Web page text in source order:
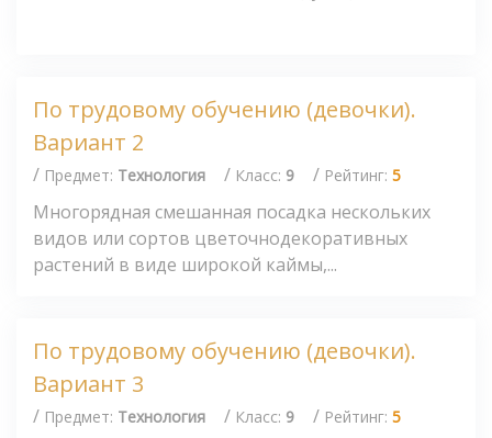
По трудовому обучению (девочки).
Вариант 2
/ Предмет: Технология / Класс: 9 / Рейтинг: 5
Многорядная смешанная посадка нескольких
видов или сортов цветочнодекоративных
растений в виде широкой каймы,...
По трудовому обучению (девочки).
Вариант 3
/ Предмет: Технология / Класс: 9 / Рейтинг: 5